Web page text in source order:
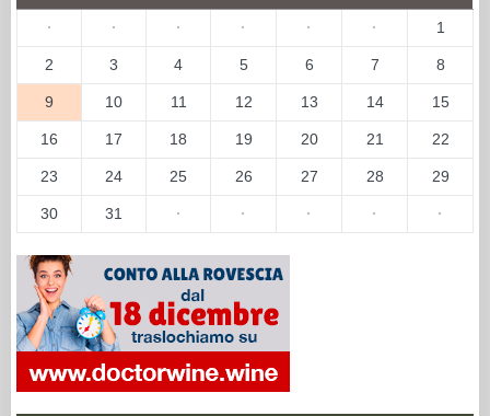
· · · · · · 1
2 3 4 5 6 7 8
9 10 11 12 13 14 15
16 17 18 19 20 21 22
23 24 25 26 27 28 29
30 31 · · · · ·